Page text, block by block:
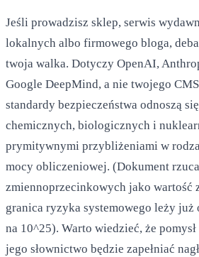
Jeśli prowadzisz sklep, serwis
lokalnych albo firmowego bloga,
twoja walka. Dotyczy OpenAI,
Google DeepMind, a nie twojego
standardy bezpieczeństwa odnoszą
chemicznych, biologicznych i
prymitywnymi przybliżeniami w
mocy obliczeniowej. (Dokument
zmiennoprzecinkowych jako wartość
granica ryzyka systemowego leży
na 10^25). Warto wiedzieć, że
jego słownictwo będzie zapełniać